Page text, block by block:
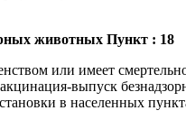
животных Пункт : 18
или имеет
выпуск
в населенных